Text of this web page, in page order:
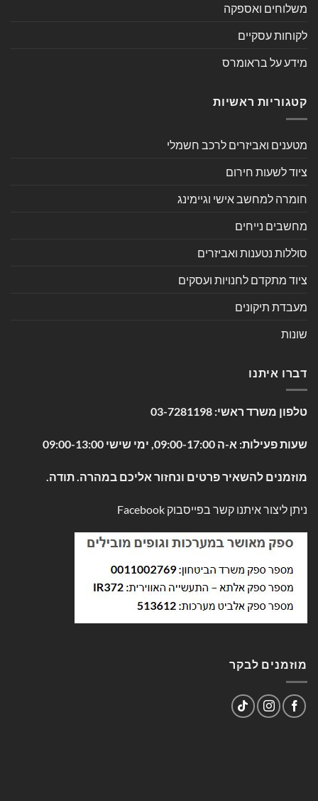
משלוחים ואספקה
לקוחות עסקיים
מידע על בראומרס
קטגוריות ראשיות
מטענים ואביזרים לרכב חשמלי
ציוד לשעות חירום
חומרה למחשב אישי וגיימינג
מחשבים נייחים
סוללות נטענות ואביזרים
ציוד מתקדם לחנויות ועסקים
מעבדת תיקונים
שונות
דברו איתנו
טלפון משרד ראשי: 03-7281198
שעות פעילות: א-ה 09:00-17:00, ימי שישי 09:00-13:00
מוזמנים להשאיר פרטים ונחזור אליכם במהרה. תודה.
ניתן ליצור איתנו קשר בפייסבוק Facebook
מוזמנים לבקר